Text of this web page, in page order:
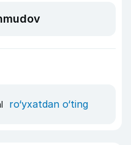
ro‘yxatdan o‘ting